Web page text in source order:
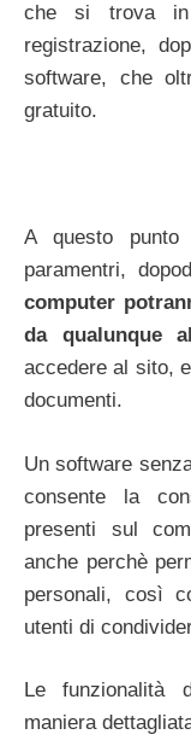
che si trova
registrazione,
software, che
gratuito.
A questo punto
paramentri,
computer
da qualunque
accedere al sito,
documenti.
Un software
consente la
presenti sul
anche perchè
personali, così
utenti di
Le funzionalità
maniera